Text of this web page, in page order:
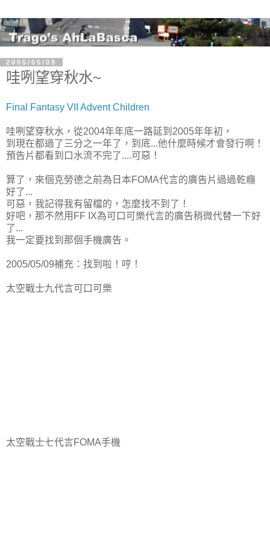
2005/05/09
哇咧望穿秋水~
Final Fantasy VII Advent Children
哇咧望穿秋水，從2004年年底一路延到2005年年初，
到現在都過了三分之一年了，到底...他什麼時候才會發行啊！
預告片都看到口水流不完了....可惡！
算了，來個克勞德之前為日本FOMA代言的廣告片過過乾癮
好了...
可惡，我記得我有留檔的，怎麼找不到了！
好吧，那不然用FF IX為可口可樂代言的廣告稍微代替一下好
了...
我一定要找到那個手機廣告。
2005/05/09補充：找到啦！哼！
太空戰士九代言可口可樂
太空戰士七代言FOMA手機